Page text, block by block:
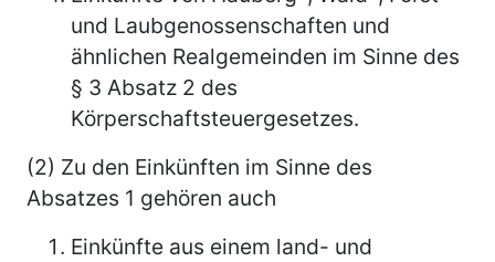
und Laubgenossenschaften und
ähnlichen Realgemeinden im Sinne des
§ 3 Absatz 2 des
Körperschaftsteuergesetzes.
(2) Zu den Einkünften im Sinne des
Absatzes 1 gehören auch
Einkünfte aus einem land- und